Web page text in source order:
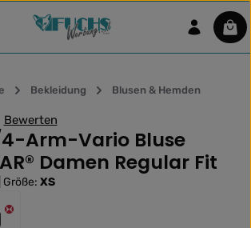
springen
Bekleidung Blusen & Hemden
Bewertung von 0 von 5 Sternen
Bewerten
4-Arm-Vario Bluse
Damen Regular Fit
Größe: XS